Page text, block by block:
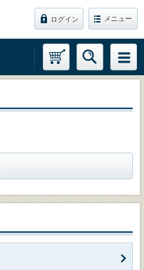
ログイン メニュー